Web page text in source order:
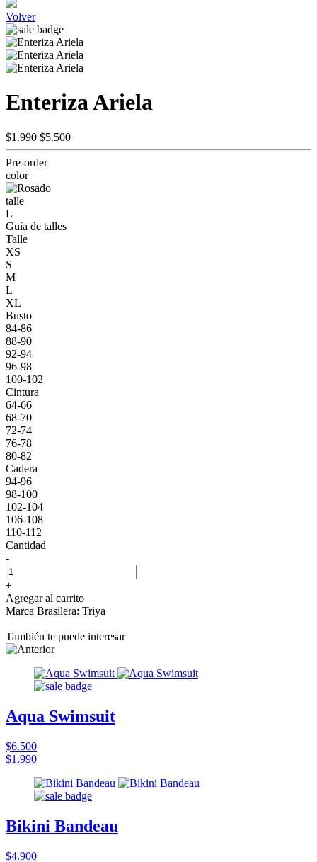
Volver
Enteriza Ariela
$1.990 $5.500
Pre-order
color
talle
L
Guía de talles
Talle
XS
S
M
L
XL
Busto
84-86
88-90
92-94
96-98
100-102
Cintura
64-66
68-70
72-74
76-78
80-82
Cadera
94-96
98-100
102-104
106-108
110-112
Cantidad
-
+
Agregar al carrito
Marca Brasilera: Triya
También te puede interesar
Aqua Swimsuit
$6.500
$1.990
Bikini Bandeau
$4.900